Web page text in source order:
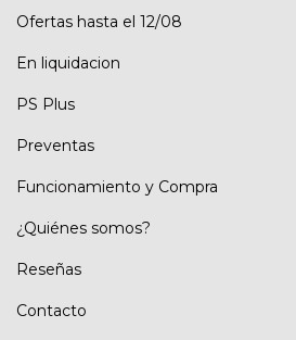
Ofertas hasta el 12/08
En liquidacion
PS Plus
Preventas
Funcionamiento y Compra
¿Quiénes somos?
Reseñas
Contacto